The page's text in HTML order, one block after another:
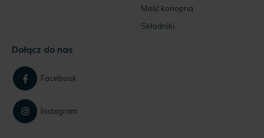
Maść konopna
Składniki
Dołącz do nas
Facebook
Instagram